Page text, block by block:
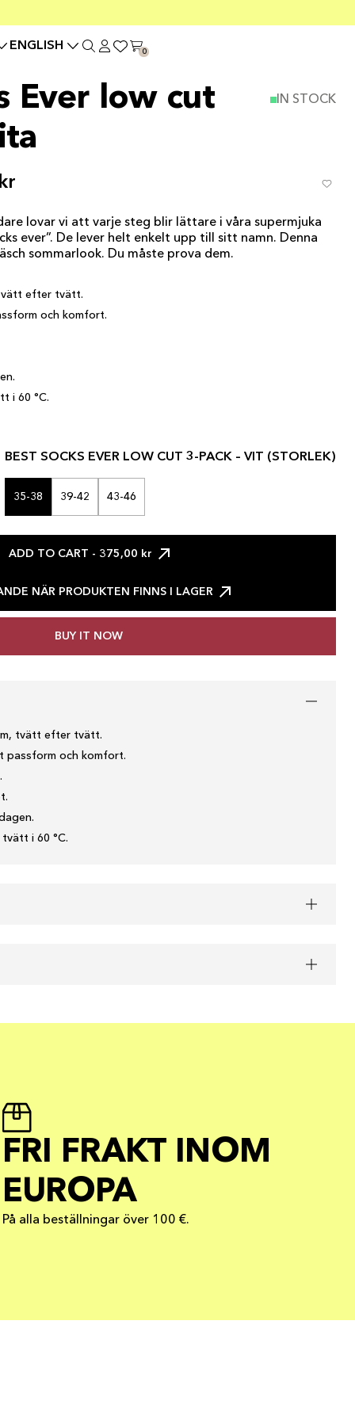
ENGLISH 0
Ever low cut
IN STOCK
lovar vi att varje steg blir lättare i våra supermjuka
ever”. De lever helt enkelt upp till sitt namn. Denna
sommarlook. Du måste prova dem.
efter tvätt.
och komfort.
i 60 °C.
BEST SOCKS EVER LOW CUT 3-PACK – VIT (STORLEK)
35-38 39-42 43-46
ADD TO CART - 375,00 kr
NÄR PRODUKTEN FINNS I LAGER
BUY IT NOW
tvätt efter tvätt.
passform och komfort.
i 60 °C.
FRI FRAKT INOM
EUROPA
På alla beställningar över 100 €.